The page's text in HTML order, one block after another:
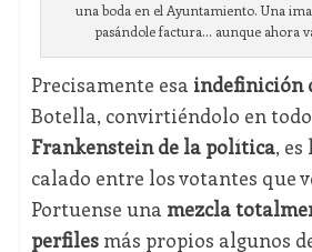
una boda en el Ayuntamiento. Una
pasándole factura... aunque ahora
Precisamente esa indefinición
Botella, convirtiéndolo en
Frankenstein de la política, es
calado entre los votantes que
Portuense una mezcla
perfilesmás propios algunos